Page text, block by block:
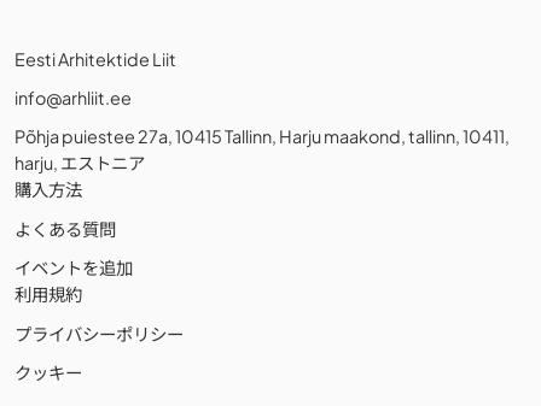
Eesti Arhitektide Liit
info@arhliit.ee
Põhja puiestee 27a, 10415 Tallinn, Harju maakond, tallinn, 10411,
harju, エストニア
購入方法
よくある質問
イベントを追加
利用規約
プライバシーポリシー
クッキー